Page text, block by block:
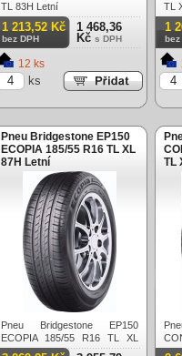
TL 83H Letní
1 213,52 Kč
bez DPH
1 468,36
Kč s DPH
12 ks
ks
TL
1
bez
Pneu Bridgestone EP150
ECOPIA 185/55 R16 TL XL
87H Letní
Pneu Bridgestone EP150
ECOPIA 185/55 R16 TL XL
87H Letní
TL
XL